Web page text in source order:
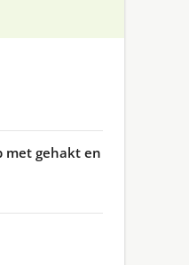
met gehakt en